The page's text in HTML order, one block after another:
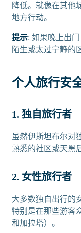
降低。就像在其他
地方行动。
提示: 如果晚上出
陌生或太过宁静的
个人旅行安
1. 独自旅行者
虽然伊斯坦布尔对
熟悉的社区或天黑
2. 女性旅行者
大多数独自出行的
特别是在那些游客
和加拉塔）。